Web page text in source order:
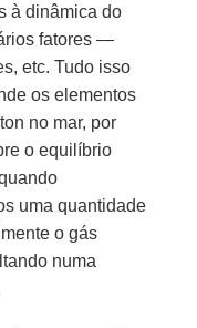
à dinâmica do
fatores —
etc. Tudo isso
os elementos
no mar, por
o equilíbrio
uma quantidade
o gás
numa